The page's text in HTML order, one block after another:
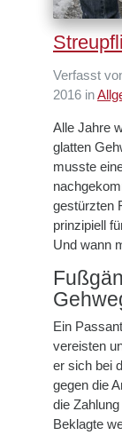
Verfasst
2016 in
Alle Jahre
glatten
musste
gestürzten
prinzipiell
Und wann
Ein
vereisten
er sich bei
gegen die
die
Beklagte